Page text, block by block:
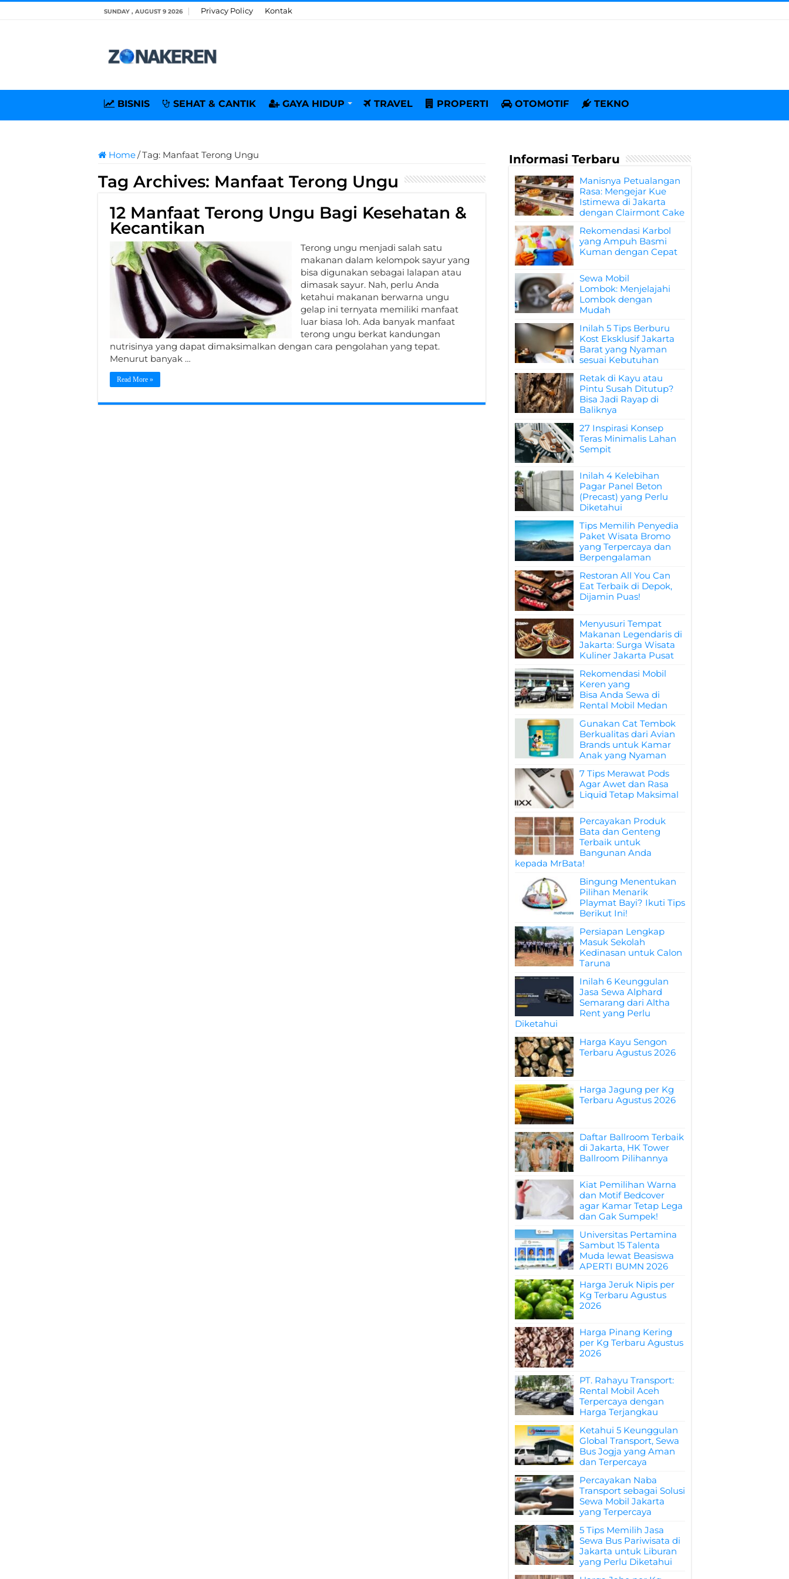
SUNDAY , AUGUST 9 2026 Privacy Policy Kontak
BISNIS SEHAT & CANTIK GAYA HIDUP TRAVEL PROPERTI OTOMOTIF TEKNO
Home/Tag: Manfaat Terong Ungu
Tag Archives: Manfaat Terong Ungu
12 Manfaat Terong Ungu Bagi Kesehatan &
Kecantikan
Terong ungu menjadi salah satu
makanan dalam kelompok sayur yang
bisa digunakan sebagai lalapan atau
dimasak sayur. Nah, perlu Anda
ketahui makanan berwarna ungu
gelap ini ternyata memiliki manfaat
luar biasa loh. Ada banyak manfaat
terong ungu berkat kandungan
nutrisinya yang dapat dimaksimalkan dengan cara pengolahan yang tepat.
Menurut banyak …
Read More »
Informasi Terbaru
Manisnya Petualangan
Rasa: Mengejar Kue
Istimewa di Jakarta
dengan Clairmont Cake
Rekomendasi Karbol
yang Ampuh Basmi
Kuman dengan Cepat
Sewa Mobil
Lombok: Menjelajahi
Lombok dengan
Mudah
Inilah 5 Tips Berburu
Kost Eksklusif Jakarta
Barat yang Nyaman
sesuai Kebutuhan
Retak di Kayu atau
Pintu Susah Ditutup?
Bisa Jadi Rayap di
Baliknya
27 Inspirasi Konsep
Teras Minimalis Lahan
Sempit
Inilah 4 Kelebihan
Pagar Panel Beton
(Precast) yang Perlu
Diketahui
Tips Memilih Penyedia
Paket Wisata Bromo
yang Terpercaya dan
Berpengalaman
Restoran All You Can
Eat Terbaik di Depok,
Dijamin Puas!
Menyusuri Tempat
Makanan Legendaris di
Jakarta: Surga Wisata
Kuliner Jakarta Pusat
Rekomendasi Mobil
Keren yang
Bisa Anda Sewa di
Rental Mobil Medan
Gunakan Cat Tembok
Berkualitas dari Avian
Brands untuk Kamar
Anak yang Nyaman
7 Tips Merawat Pods
Agar Awet dan Rasa
Liquid Tetap Maksimal
Percayakan Produk
Bata dan Genteng
Terbaik untuk
Bangunan Anda
kepada MrBata!
Bingung Menentukan
Pilihan Menarik
Playmat Bayi? Ikuti Tips
Berikut Ini!
Persiapan Lengkap
Masuk Sekolah
Kedinasan untuk Calon
Taruna
Inilah 6 Keunggulan
Jasa Sewa Alphard
Semarang dari Altha
Rent yang Perlu
Diketahui
Harga Kayu Sengon
Terbaru Agustus 2026
Harga Jagung per Kg
Terbaru Agustus 2026
Daftar Ballroom Terbaik
di Jakarta, HK Tower
Ballroom Pilihannya
Kiat Pemilihan Warna
dan Motif Bedcover
agar Kamar Tetap Lega
dan Gak Sumpek!
Universitas Pertamina
Sambut 15 Talenta
Muda lewat Beasiswa
APERTI BUMN 2026
Harga Jeruk Nipis per
Kg Terbaru Agustus
2026
Harga Pinang Kering
per Kg Terbaru Agustus
2026
PT. Rahayu Transport:
Rental Mobil Aceh
Terpercaya dengan
Harga Terjangkau
Ketahui 5 Keunggulan
Global Transport, Sewa
Bus Jogja yang Aman
dan Terpercaya
Percayakan Naba
Transport sebagai Solusi
Sewa Mobil Jakarta
yang Terpercaya
5 Tips Memilih Jasa
Sewa Bus Pariwisata di
Jakarta untuk Liburan
yang Perlu Diketahui